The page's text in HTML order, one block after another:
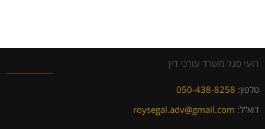
רועי סגל משרד עורכי דין
טלפון: 050-438-8258
דוא"ל: roysegal.adv@gmail.com